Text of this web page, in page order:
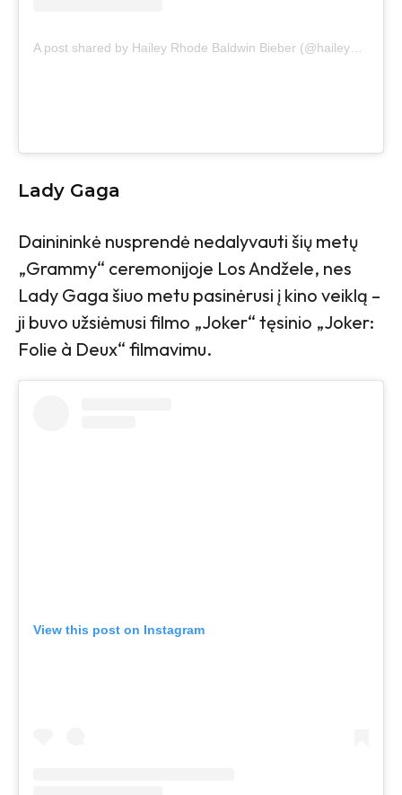
Lady Gaga
Dainininkė nusprendė nedalyvauti šių metų
„Grammy“ ceremonijoje Los Andžele, nes
Lady Gaga šiuo metu pasinėrusi į kino veiklą –
ji buvo užsiėmusi filmo „Joker“ tęsinio „Joker:
Folie à Deux“ filmavimu.
View this post on Instagram